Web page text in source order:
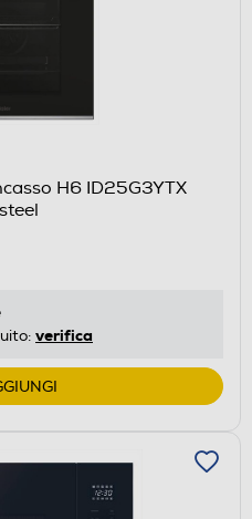
H6 ID25G3YTX
verifica